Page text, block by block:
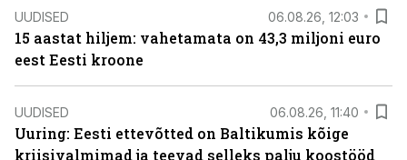
UUDISED 06.08.26, 12:03
15 aastat hiljem: vahetamata on 43,3 miljoni euro
eest Eesti kroone
UUDISED 06.08.26, 11:40
Uuring: Eesti ettevõtted on Baltikumis kõige
kriisivalmimad ja teevad selleks palju koostööd